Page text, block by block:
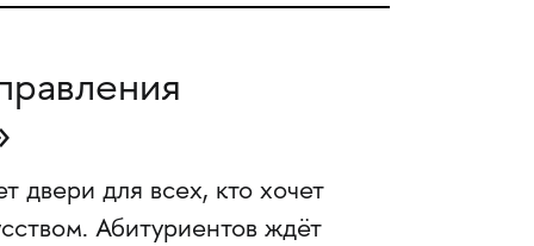
для всех, кто хочет
Абитуриентов ждёт